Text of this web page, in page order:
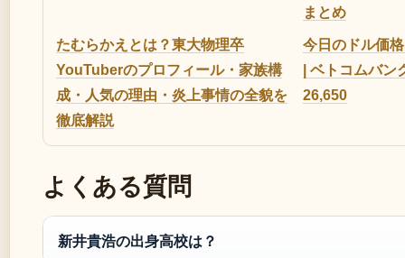
まとめ
たむらかえとは？東大物理卒
YouTuberのプロフィール・家族構
成・人気の理由・炎上事情の全貌を
徹底解説
今日のドル価
| ベトコムバ
26,650
よくある質問
新井貴浩の出身高校は？